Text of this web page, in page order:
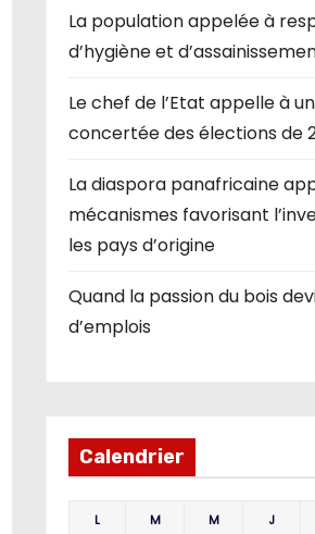
La population appelée à
d’hygiène et
Le chef de l’Etat appelle à
concertée des élections de
La diaspora panafricaine
mécanismes favorisant
les pays d’origine
Quand la passion du bois
d’emplois
Calendrier
L M M J